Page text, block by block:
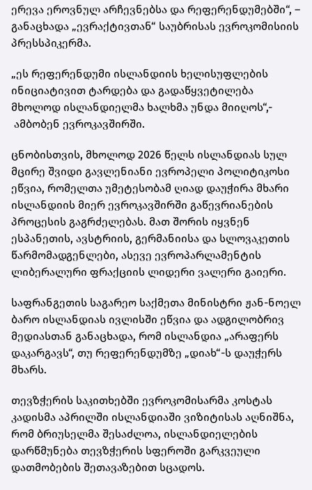
ერევა ეროვნულ არჩევნებსა და რეფერენდუმებში“, –
განაცხადა „ევრაქტივთან“ საუბრისას ევროკომისიის
პრესსპიკერმა.
„ეს რეფერენდუმი ისლანდიის ხელისუფლების
ინიციატივით ტარდება და გადაწყვეტილება
მხოლოდ ისლანდიელმა ხალხმა უნდა მიიღოს“,-
ამბობენ ევროკავშირში.
ცნობისთვის, მხოლოდ 2026 წელს ისლანდიას სულ
მცირე შვიდი გავლენიანი ევროპელი პოლიტიკოსი
ეწვია, რომელთა უმეტესობამ ღიად დაუჭირა მხარი
ისლანდიის მიერ ევროკავშირში გაწევრიანების
პროცესის გაგრძელებას. მათ შორის იყვნენ
ესპანეთის, ავსტრიის, გერმანიისა და სლოვაკეთის
წარმომადგენლები, ასევე ევროპარლამენტის
ლიბერალური ფრაქციის ლიდერი ვალერი გაიერი.
საფრანგეთის საგარეო საქმეთა მინისტრი ჟან-ნოელ
ბარო ისლანდიას ივლისში ეწვია და ადგილობრივ
მედიასთან განაცხადა, რომ ისლანდია „არაფერს
დაკარგავს“, თუ რეფერენდუმზე „დიახ“-ს დაუჭერს
მხარს.
თევზჭერის საკითხებში ევროკომისარმა კოსტას
კადისმა აპრილში ისლანდიაში ვიზიტისას აღნიშნა,
რომ ბრიუსელმა შესაძლოა, ისლანდიელების
დარწმუნება თევზჭერის სფეროში გარკვეული
დათმობების შეთავაზებით სცადოს.